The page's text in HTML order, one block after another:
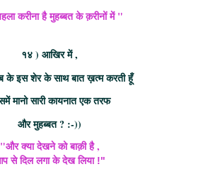
करीना है मुहब्बत के क़रीनों में "
१४ ) आखिर में ,
के इस शेर के साथ बात ख़त्म करती हूँ
मानो सारी कायनात एक तरफ
और मुहब्बत ? :-))
"और क्या देखने को बाक़ी है ,
से दिल लगा के देख लिया !"